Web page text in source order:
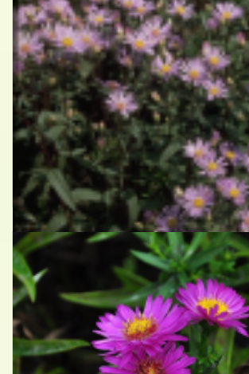
Aster
Aster radula